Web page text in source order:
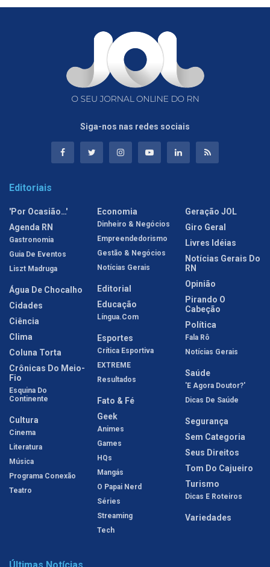
Siga-nos nas redes sociais
Editoriais
'Por Ocasião…'
Agenda RN
Gastronomia
Guia De Eventos
Liszt Madruga
Água De Chocalho
Cidades
Ciência
Clima
Coluna Torta
Crônicas Do Meio-
Fio
Esquina Do
Continente
Cultura
Cinema
Literatura
Música
Programa Conexão
Teatro
Economia
Dinheiro & Negócios
Empreendedorismo
Gestão & Negócios
Notícias Gerais
Editorial
Educação
Língua.com
Esportes
Crítica Esportiva
EXTREME
Resultados
Fato & Fé
Geek
Animes
Games
HQs
Mangás
O Papai Nerd
Séries
Streaming
Tech
Geração JOL
Giro Geral
Livres Idéias
Notícias Gerais Do
RN
Opinião
Pirando O
Cabeção
Política
Fala Rô
Notícias Gerais
Saúde
'E Agora Doutor?'
Dicas De Saúde
Segurança
Sem Categoria
Seus Direitos
Tom Do Cajueiro
Turismo
Dicas E Roteiros
Variedades